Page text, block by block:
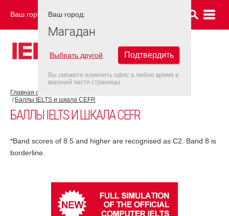
Ваш город: МАГАДАН
Главная страница
Баллы IELTS и шкала CEFR
БАЛЛЫ IELTS И ШКАЛА CEFR
*Band scores of 8.5 and higher are recognised as C2. Band 8 is
borderline.
Ваш город:
Магадан
Выбрать другой Подтвердить
Вы сможете изменить офис в любое время в
верхней части страницы